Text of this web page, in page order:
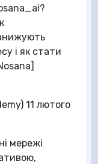
і як стати
11 лютого
мережі